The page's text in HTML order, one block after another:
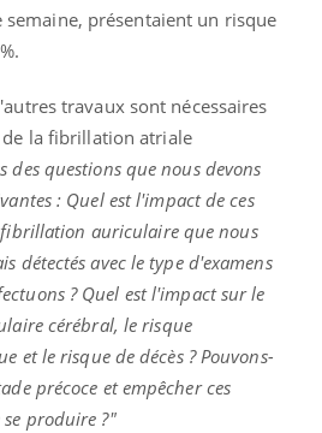
présentaient un risque
travaux sont nécessaires
la fibrillation atriale
des questions que nous devons
: Quel est l'impact de ces
fibrillation auriculaire que nous
détectés avec le type d'examens
? Quel est l'impact sur le
cérébral, le risque
et le risque de décès ? Pouvons-
précoce et empêcher ces
se produire ?"